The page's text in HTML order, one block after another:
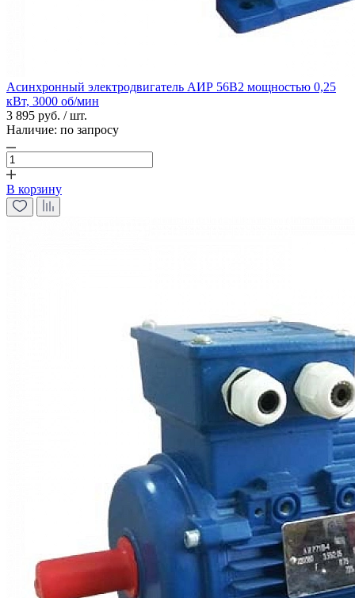
Асинхронный электродвигатель АИР 56В2 мощностью 0,25
кВт, 3000 об/мин
3 895 руб. / шт.
Наличие: по запросу
В корзину